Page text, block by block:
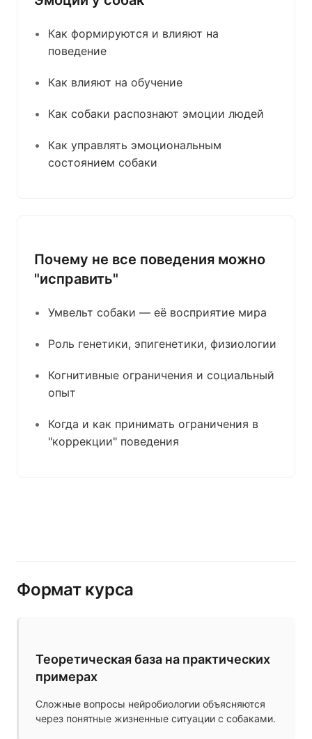
Как формируются и влияют на
поведение
Как влияют на обучение
Как собаки распознают эмоции людей
Как управлять эмоциональным
состоянием собаки
Почему не все поведения можно
"исправить"
Умвельт собаки — её восприятие мира
Роль генетики, эпигенетики, физиологии
Когнитивные ограничения и социальный
опыт
Когда и как принимать ограничения в
"коррекции" поведения
Формат курса
Теоретическая база на практических
примерах
Сложные вопросы нейробиологии объясняются
через понятные жизненные ситуации с собаками.